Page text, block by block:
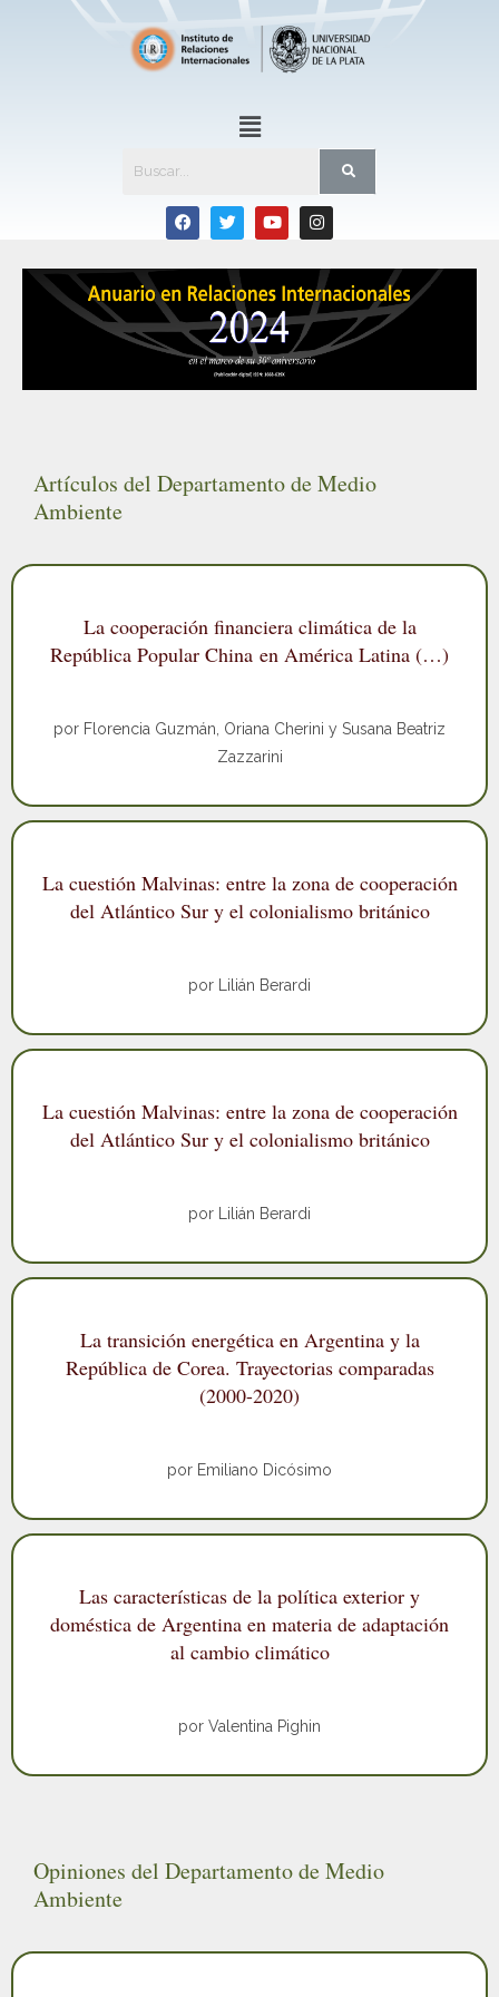
Artículos del Departamento de Medio
Ambiente
La cooperación financiera climática de la
República Popular China en América Latina (…)
por Florencia Guzmán, Oriana Cherini y Susana Beatriz
Zazzarini
La cuestión Malvinas: entre la zona de cooperación
del Atlántico Sur y el colonialismo británico
por Lilián Berardi
La cuestión Malvinas: entre la zona de cooperación
del Atlántico Sur y el colonialismo británico
por Lilián Berardi
La transición energética en Argentina y la
República de Corea. Trayectorias comparadas
(2000-2020)
por Emiliano Dicósimo
Las características de la política exterior y
doméstica de Argentina en materia de adaptación
al cambio climático
por Valentina Pighin
Opiniones del Departamento de Medio
Ambiente